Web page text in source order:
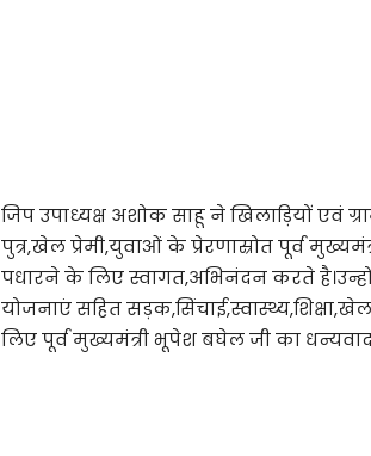
जिप उपाध्यक्ष अशोक साहू ने खिलाड़ियों एवं
पुत्र,खेल प्रेमी,युवाओं के प्रेरणास्रोत पूर्व
पधारने के लिए स्वागत,अभिनंदन करते
योजनाएं सहित
लिए पूर्व मुख्यमंत्री भूपेश बघेल जी का